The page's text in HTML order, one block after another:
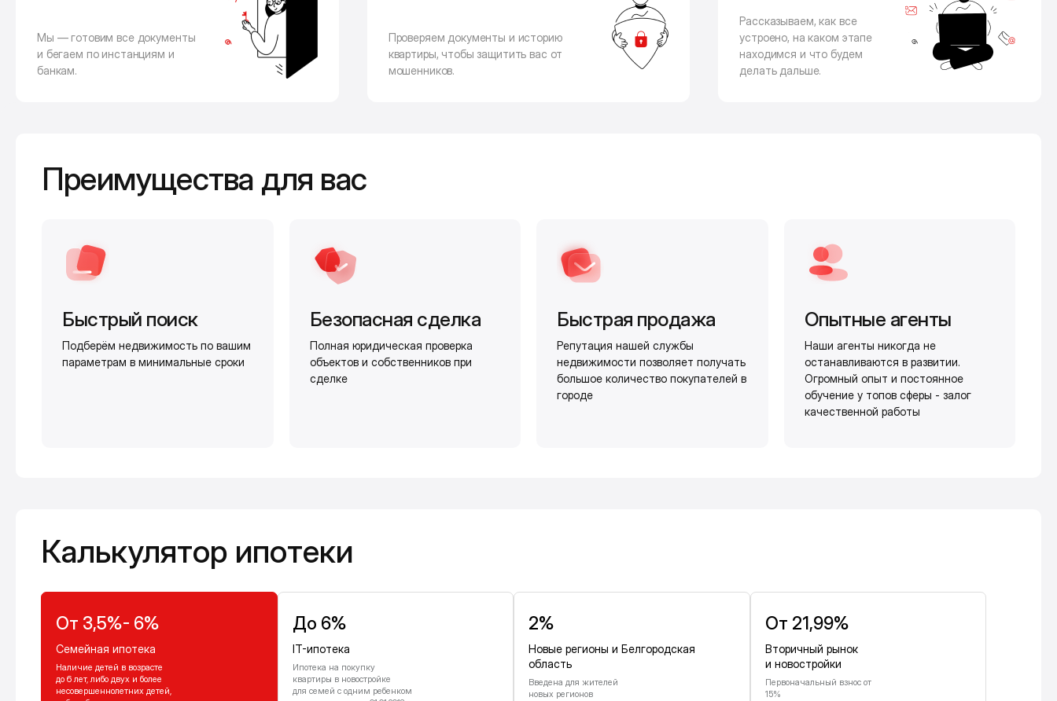
Мы — готовим все документы
и бегаем по инстанциям и
банкам.
Проверяем документы и историю
квартиры, чтобы защитить вас от
мошенников.
Рассказываем, как все
устроено, на каком этапе
находимся и что будем
делать дальше.
Преимущества для вас
Быстрый поиск
Подберём недвижимость по вашим
параметрам в минимальные сроки
Безопасная сделка
Полная юридическая проверка
объектов и собственников при
сделке
Быстрая продажа
Репутация нашей службы
недвижимости позволяет получать
большое количество покупателей в
городе
Опытные агенты
Наши агенты никогда не
останавливаются в развитии.
Огромный опыт и постоянное
обучение у топов сферы - залог
качественной работы
Калькулятор ипотеки
От 3,5%- 6%
Семейная ипотека
Наличие детей в возрасте
до 6 лет, либо двух и более
несовершеннолетних детей,
До 6%
IT-ипотека
Ипотека на покупку
квартиры в новостройке
для семей с одним ребенком
2%
Новые регионы и Белгородская
область
Введена для жителей
новых регионов
От 21,99%
Вторичный рынок
и новостройки
Первоначальный взнос от
15%